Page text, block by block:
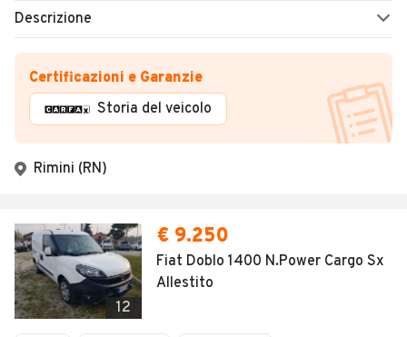
Descrizione
Certificazioni e Garanzie
Storia del veicolo
Rimini (RN)
12
€ 9.250
Fiat Doblo 1400 N.Power Cargo Sx
Allestito